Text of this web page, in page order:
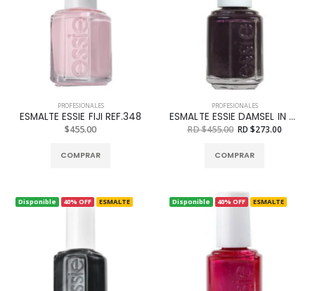
PROFESIONALES
ESMALTE ESSIE FIJI REF.348
$455.00
COMPRAR
PROFESIONALES
ESMALTE ESSIE DAMSEL IN A DRESS REF. 663
RD $455.00 RD $273.00
COMPRAR
Disponible 40% OFF ESMALTE Disponible 40% OFF ESMALTE